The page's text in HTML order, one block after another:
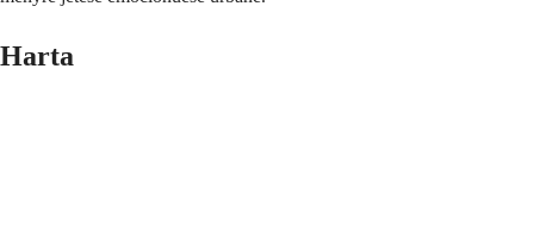
Harta